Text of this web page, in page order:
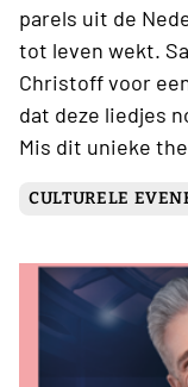
parels uit de
tot leven wekt.
Christoff voor
dat deze liedjes
Mis dit unieke
CULTURELE